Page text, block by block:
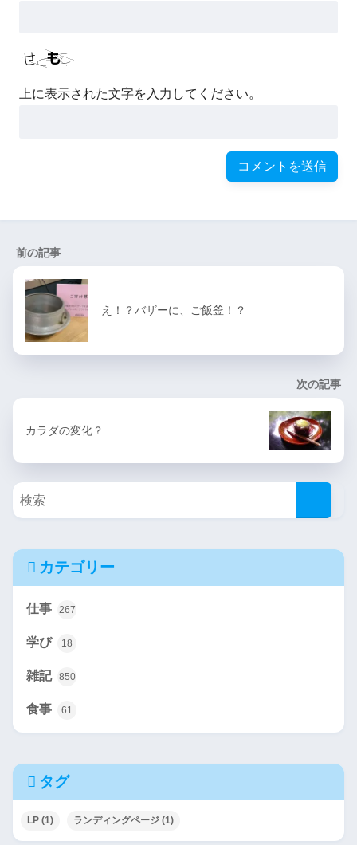
上に表示された文字を入力してください。
前の記事
え！？バザーに、ご飯釜！？
次の記事
カラダの変化？
カテゴリー
仕事 267
学び 18
雑記 850
食事 61
タグ
LP (1) ランディングページ (1)